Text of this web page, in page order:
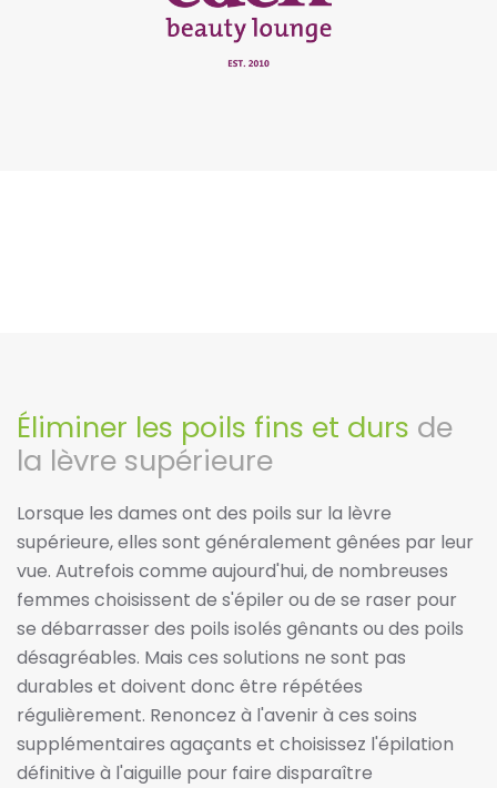
Éliminer les poils fins et durs de
la lèvre supérieure
Lorsque les dames ont des poils sur la lèvre
supérieure, elles sont généralement gênées par leur
vue. Autrefois comme aujourd'hui, de nombreuses
femmes choisissent de s'épiler ou de se raser pour
se débarrasser des poils isolés gênants ou des poils
désagréables. Mais ces solutions ne sont pas
durables et doivent donc être répétées
régulièrement. Renoncez à l'avenir à ces soins
supplémentaires agaçants et choisissez l'épilation
définitive à l'aiguille pour faire disparaître